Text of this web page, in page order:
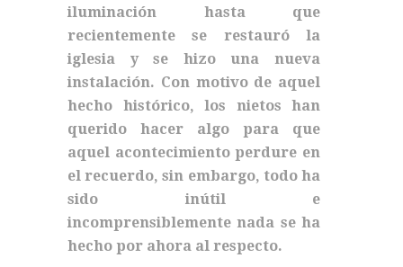
iluminación hasta que
recientemente se restauró la
iglesia y se hizo una nueva
instalación. Con motivo de aquel
hecho histórico, los nietos han
querido hacer algo para que
aquel acontecimiento perdure en
el recuerdo, sin embargo, todo ha
sido inútil e
incomprensiblemente nada se ha
hecho por ahora al respecto.